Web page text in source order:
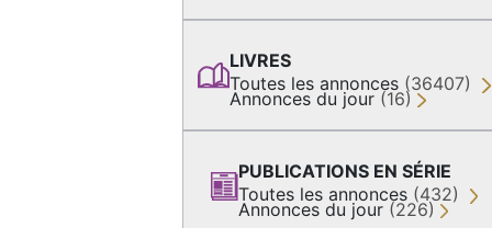
LIVRES
Toutes les annonces (36407)
Annonces du jour (16)
PUBLICATIONS EN SÉRIE
Toutes les annonces (432)
Annonces du jour (226)